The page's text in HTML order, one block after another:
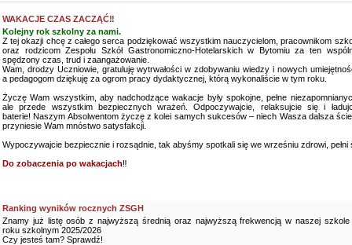
WAKACJE CZAS ZACZĄĆ‼️
Kolejny rok szkolny za nami.
Z tej okazji chcę z całego serca podziękować wszystkim nauczycielom, pracownikom
oraz rodzicom Zespołu Szkół Gastronomiczno-Hotelarskich w Bytomiu za ten
spędzony czas, trud i zaangażowanie.
Wam, drodzy Uczniowie, gratuluję wytrwałości w zdobywaniu wiedzy i nowych
a pedagogom dziękuję za ogrom pracy dydaktycznej, którą wykonaliście w tym roku.
Życzę Wam wszystkim, aby nadchodzące wakacje były spokojne, pełne
ale przede wszystkim bezpiecznych wrażeń. Odpoczywajcie, relaksujcie się i
baterie! Naszym Absolwentom życzę z kolei samych sukcesów – niech Wasza dalsza
przyniesie Wam mnóstwo satysfakcji.
Wypoczywajcie bezpiecznie i rozsądnie, tak abyśmy spotkali się we wrześniu zdrowi, pełni
Do zobaczenia po wakacjach‼️
Ranking wyników rocznych ZSGH
Znamy już listę osób z najwyższą średnią oraz najwyższą frekwencją w naszej szkole
roku szkolnym 2025/2026
Czy jesteś tam? Sprawdź!